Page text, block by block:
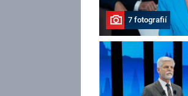
7 fotografií